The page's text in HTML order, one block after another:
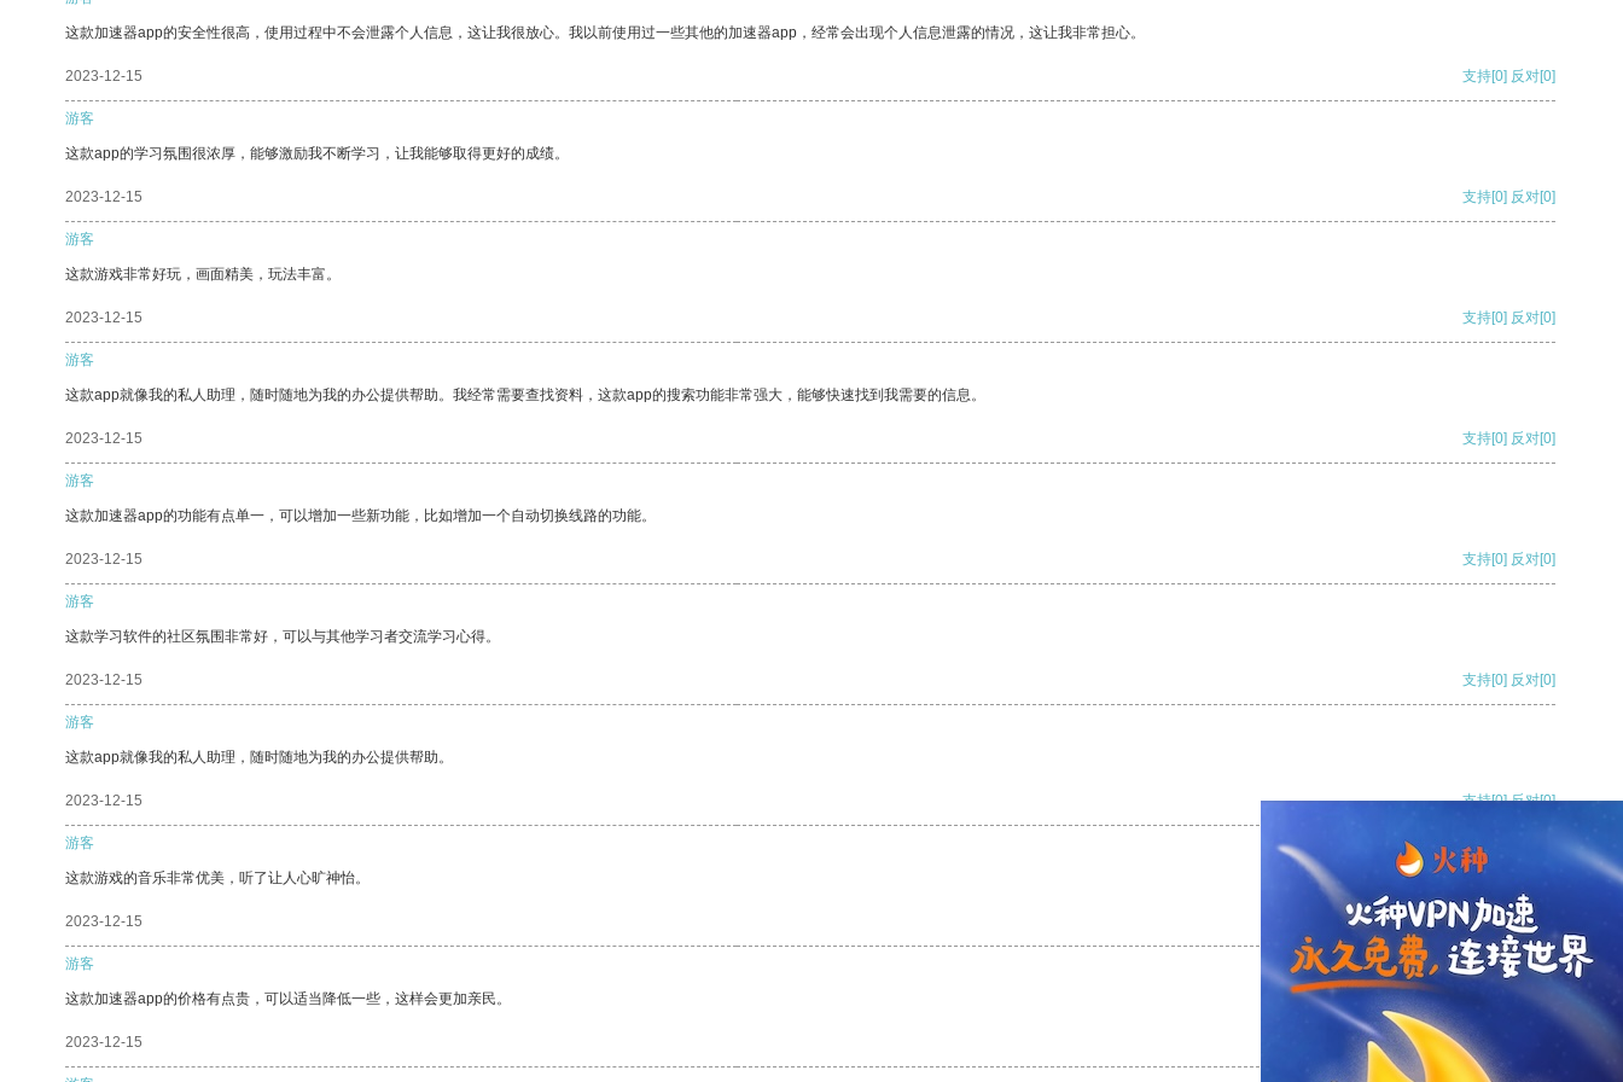
这款加速器app的安全性很高，使用过程中不会泄露个人信息，这让我很放心。我以前使用过一些其他的加速器app，经常会出现个人信息泄露的情况，这让我非常担心。
2023-12-15 支持[0] 反对[0]
游客
这款app的学习氛围很浓厚，能够激励我不断学习，让我能够取得更好的成绩。
2023-12-15 支持[0] 反对[0]
游客
这款游戏非常好玩，画面精美，玩法丰富。
2023-12-15 支持[0] 反对[0]
游客
这款app就像我的私人助理，随时随地为我的办公提供帮助。我经常需要查找资料，这款app的搜索功能非常强大，能够快速找到我需要的信息。
2023-12-15 支持[0] 反对[0]
游客
这款加速器app的功能有点单一，可以增加一些新功能，比如增加一个自动切换线路的功能。
2023-12-15 支持[0] 反对[0]
游客
这款学习软件的社区氛围非常好，可以与其他学习者交流学习心得。
2023-12-15 支持[0] 反对[0]
游客
这款app就像我的私人助理，随时随地为我的办公提供帮助。
2023-12-15 支持[0] 反对[0]
游客
这款游戏的音乐非常优美，听了让人心旷神怡。
2023-12-15 支持[0] 反对
游客
这款加速器app的价格有点贵，可以适当降低一些，这样会更加亲民。
2023-12-15 支持